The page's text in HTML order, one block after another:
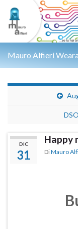
Mauro Alfieri
DIC
31
Happy
DiMauro